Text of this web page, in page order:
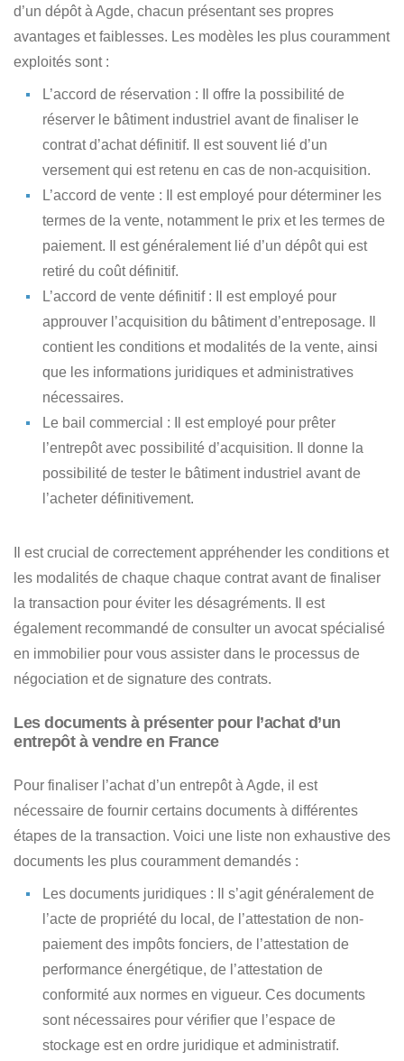
d’un dépôt à Agde, chacun présentant ses propres
avantages et faiblesses. Les modèles les plus couramment
exploités sont :
L’accord de réservation : Il offre la possibilité de
réserver le bâtiment industriel avant de finaliser le
contrat d’achat définitif. Il est souvent lié d’un
versement qui est retenu en cas de non-acquisition.
L’accord de vente : Il est employé pour déterminer les
termes de la vente, notamment le prix et les termes de
paiement. Il est généralement lié d’un dépôt qui est
retiré du coût définitif.
L’accord de vente définitif: Il est employé pour
approuver l’acquisition du bâtiment d’entreposage. Il
contient les conditions et modalités de la vente, ainsi
que les informations juridiques et administratives
nécessaires.
Le bail commercial : Il est employé pour prêter
l’entrepôt avec possibilité d’acquisition. Il donne la
possibilité de tester le bâtiment industriel avant de
l’acheter définitivement.
Il est crucial de correctement appréhender les conditions et
les modalités de chaque chaque contratavant de finaliser
la transaction pour éviter les désagréments. Il est
également recommandé de consulter un avocat spécialisé
en immobilier pour vous assister dans le processus de
négociation et de signature des contrats.
Les documents à présenter pour l’achat d’un
entrepôt à vendre en France
Pour finaliser l’achat d’un entrepôt à Agde, il est
nécessaire de fournir certains documents à différentes
étapes de la transaction. Voici une liste non exhaustive des
documents les plus couramment demandés :
Les documents juridiques : Il s’agit généralement de
l’acte de propriété du local, de l’attestation de non-
paiement des impôts fonciers, de l’attestation de
performance énergétique, de l’attestation de
conformité aux normes en vigueur. Ces documents
sont nécessaires pour vérifier que l’espace de
stockage est en ordre juridique et administratif.